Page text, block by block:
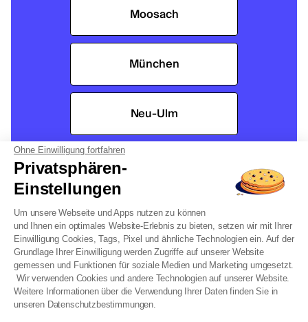
Moosach
München
Neu-Ulm
Nürnberg Nord
Oberasbach
Ottobrunn
Ohne Einwilligung fortfahren
Privatsphären-
Einstellungen
Um unsere Webseite und Apps nutzen zu können
und Ihnen ein optimales Website-Erlebnis zu bieten, setzen wir mit Ihrer
Einwilligung Cookies, Tags, Pixel und ähnliche Technologien ein. Auf der
Grundlage Ihrer Einwilligung werden Zugriffe auf unserer Website
gemessen und Funktionen für soziale Medien und Marketing umgesetzt.
Wir verwenden Cookies und andere Technologien auf unserer Website.
Weitere Informationen über die Verwendung Ihrer Daten finden Sie in
unseren Datenschutzbestimmungen.